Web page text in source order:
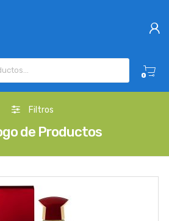
0
Filtros
de Productos